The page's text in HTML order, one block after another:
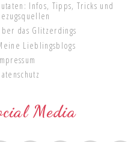
Infos, Tipps, Tricks und
das Glitzerdings
Lieblingsblogs
Media